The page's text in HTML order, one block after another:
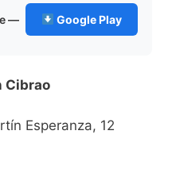
—
Google Play
Cibrao
Esperanza, 12